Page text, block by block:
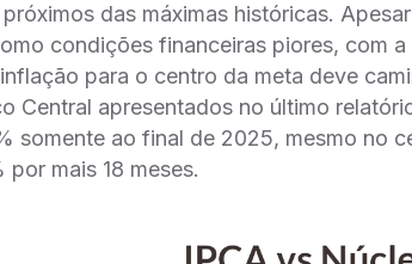
das máximas históricas.
condições financeiras piores, com
para o centro da meta deve
Central apresentados no último
somente ao final de 2025, mesmo no
por mais 18 meses.